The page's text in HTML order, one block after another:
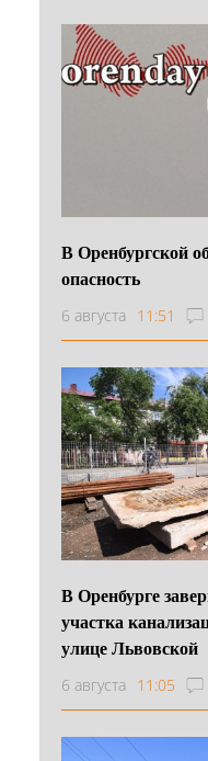
В Оренбургской
опасность
6 августа 11:51
В Оренбурге
участка
улице Львовской
6 августа 11:05